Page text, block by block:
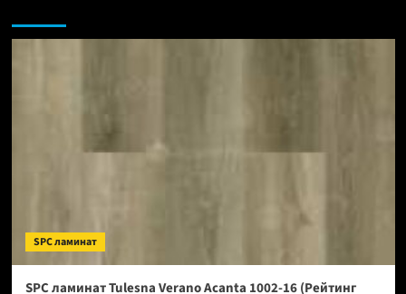
SPC ламинат
SPC ламинат Tulesna Verano Acanta 1002-16 (Рейтинг